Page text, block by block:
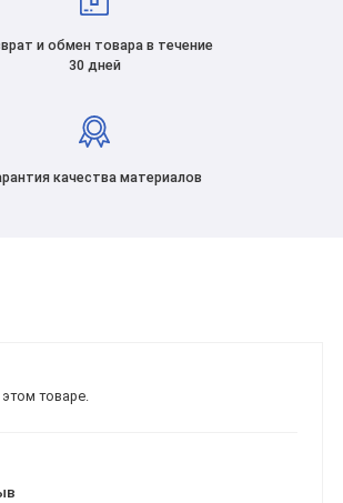
и обмен товара в течение
30 дней
качества материалов
товаре.